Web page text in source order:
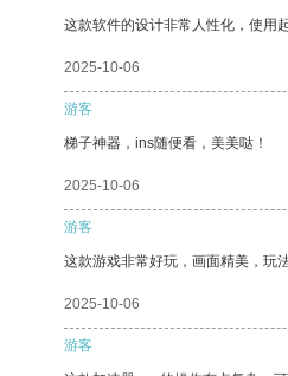
这款软件的设计非常人性化，使用
2025-10-06
游客
梯子神器，ins随便看，美美哒！
2025-10-06
游客
这款游戏非常好玩，画面精美，玩法
2025-10-06
游客